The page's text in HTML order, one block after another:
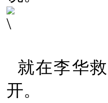
就在李华
开。